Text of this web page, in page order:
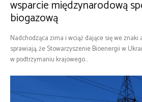
wsparcie międzynarodową
biogazową
Nadchodząca zima i wciąż dające się we
sprawiają, że Stowarzyszenie Bioenergii w
w podtrzymaniu krajowego...